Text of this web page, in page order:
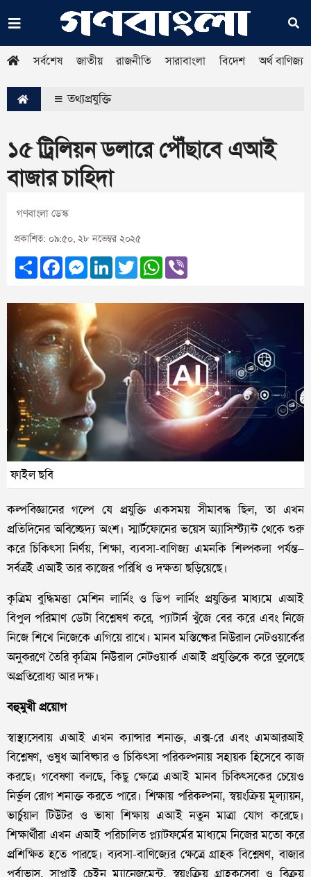
সর্বশেষ জাতীয় রাজনীতি সারাবাংলা বিদেশ অর্থ বাণিজ্য
তথ্যপ্রযুক্তি
১৫ ট্রিলিয়ন ডলারে পৌঁছাবে এআই
বাজার চাহিদা
গণবাংলা ডেস্ক
প্রকাশিত: ০৯:৫০, ২৮ নভেম্বর ২০২৫
ShareFacebookMessenger
LinkedInTwitterWhatsApp
ফাইল ছবি
কল্পবিজ্ঞানের গল্পে যে প্রযুক্তি একসময় সীমাবদ্ধ ছিল, তা এখন
প্রতিদিনের অবিচ্ছেদ্য অংশ। স্মার্টফোনের ভয়েস অ্যাসিস্ট্যান্ট থেকে শুরু
করে চিকিৎসা নির্ণয়, শিক্ষা, ব্যবসা-বাণিজ্য এমনকি শিল্পকলা পর্যন্ত–
সর্বত্রই এআই তার কাজের পরিধি ও দক্ষতা ছড়িয়েছে।
কৃত্রিম বুদ্ধিমত্তা মেশিন লার্নিং ও ডিপ লার্নিং প্রযুক্তির মাধ্যমে এআই
বিপুল পরিমাণ ডেটা বিশ্লেষণ করে, প্যাটার্ন খুঁজে বের করে এবং নিজে
নিজে শিখে নিজেকে এগিয়ে রাখে। মানব মস্তিষ্কের নিউরাল নেটওয়ার্কের
অনুকরণে তৈরি কৃত্রিম নিউরাল নেটওয়ার্ক এআই প্রযুক্তিকে করে তুলেছে
অপ্রতিরোধ্য আর দক্ষ।
বহুমুখী প্রয়োগ
স্বাস্থ্যসেবায় এআই এখন ক্যান্সার শনাক্ত, এক্স-রে এবং এমআরআই
বিশ্লেষণ, ওষুধ আবিষ্কার ও চিকিৎসা পরিকল্পনায় সহায়ক হিসেবে কাজ
করছে। গবেষণা বলছে, কিছু ক্ষেত্রে এআই মানব চিকিৎসকের চেয়েও
নির্ভুল রোগ শনাক্ত করতে পারে। শিক্ষায় পরিকল্পনা, স্বয়ংক্রিয় মূল্যায়ন,
ভার্চুয়াল টিউটর ও ভাষা শিক্ষায় এআই নতুন মাত্রা যোগ করেছে।
শিক্ষার্থীরা এখন এআই পরিচালিত প্ল্যাটফর্মের মাধ্যমে নিজের মতো করে
প্রশিক্ষিত হতে পারছে। ব্যবসা-বাণিজ্যের ক্ষেত্রে গ্রাহক বিশ্লেষণ, বাজার
পূর্বাভাস, সাপ্লাই চেইন ম্যানেজমেন্ট, স্বয়ংক্রিয় গ্রাহকসেবা ও বিক্রয়